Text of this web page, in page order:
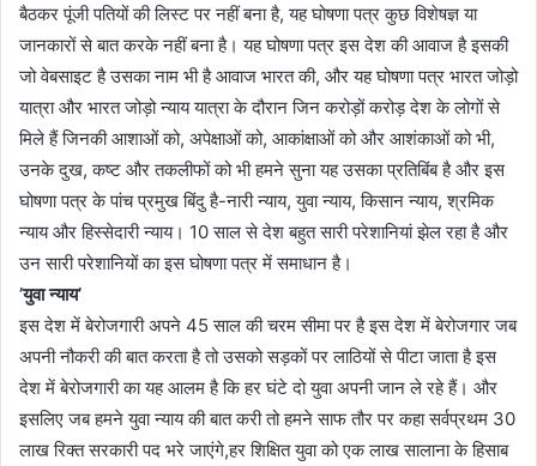
बैठकर पूंजी पतियों की लिस्ट पर नहीं बना है, यह घोषणा पत्र कुछ विशेषज्ञ या
जानकारों से बात करके नहीं बना है। यह घोषणा पत्र इस देश की आवाज है इसकी
जो वेबसाइट है उसका नाम भी है आवाज भारत की, और यह घोषणा पत्र भारत जोड़ो
यात्रा और भारत जोड़ो न्याय यात्रा के दौरान जिन करोड़ों करोड़ देश के लोगों से
मिले हैं जिनकी आशाओं को, अपेक्षाओं को, आकांक्षाओं को और आशंकाओं को भी,
उनके दुख, कष्ट और तकलीफों को भी हमने सुना यह उसका प्रतिबिंब है और इस
घोषणा पत्र के पांच प्रमुख बिंदु है-नारी न्याय, युवा न्याय, किसान न्याय, श्रमिक
न्याय और हिस्सेदारी न्याय। 10 साल से देश बहुत सारी परेशानियां झेल रहा है और
उन सारी परेशानियों का इस घोषणा पत्र में समाधान है।
’युवा न्याय’
इस देश में बेरोजगारी अपने 45 साल की चरम सीमा पर है इस देश में बेरोजगार जब
अपनी नौकरी की बात करता है तो उसको सड़कों पर लाठियों से पीटा जाता है इस
देश में बेरोजगारी का यह आलम है कि हर घंटे दो युवा अपनी जान ले रहे हैं। और
इसलिए जब हमने युवा न्याय की बात करी तो हमने साफ तौर पर कहा सर्वप्रथम 30
लाख रिक्त सरकारी पद भरे जाएंगे,हर शिक्षित युवा को एक लाख सालाना के हिसाब